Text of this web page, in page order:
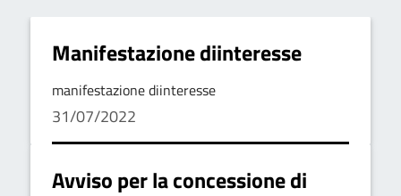
Manifestazione diinteresse
manifestazione diinteresse
31/07/2022
Avviso per la concessione di